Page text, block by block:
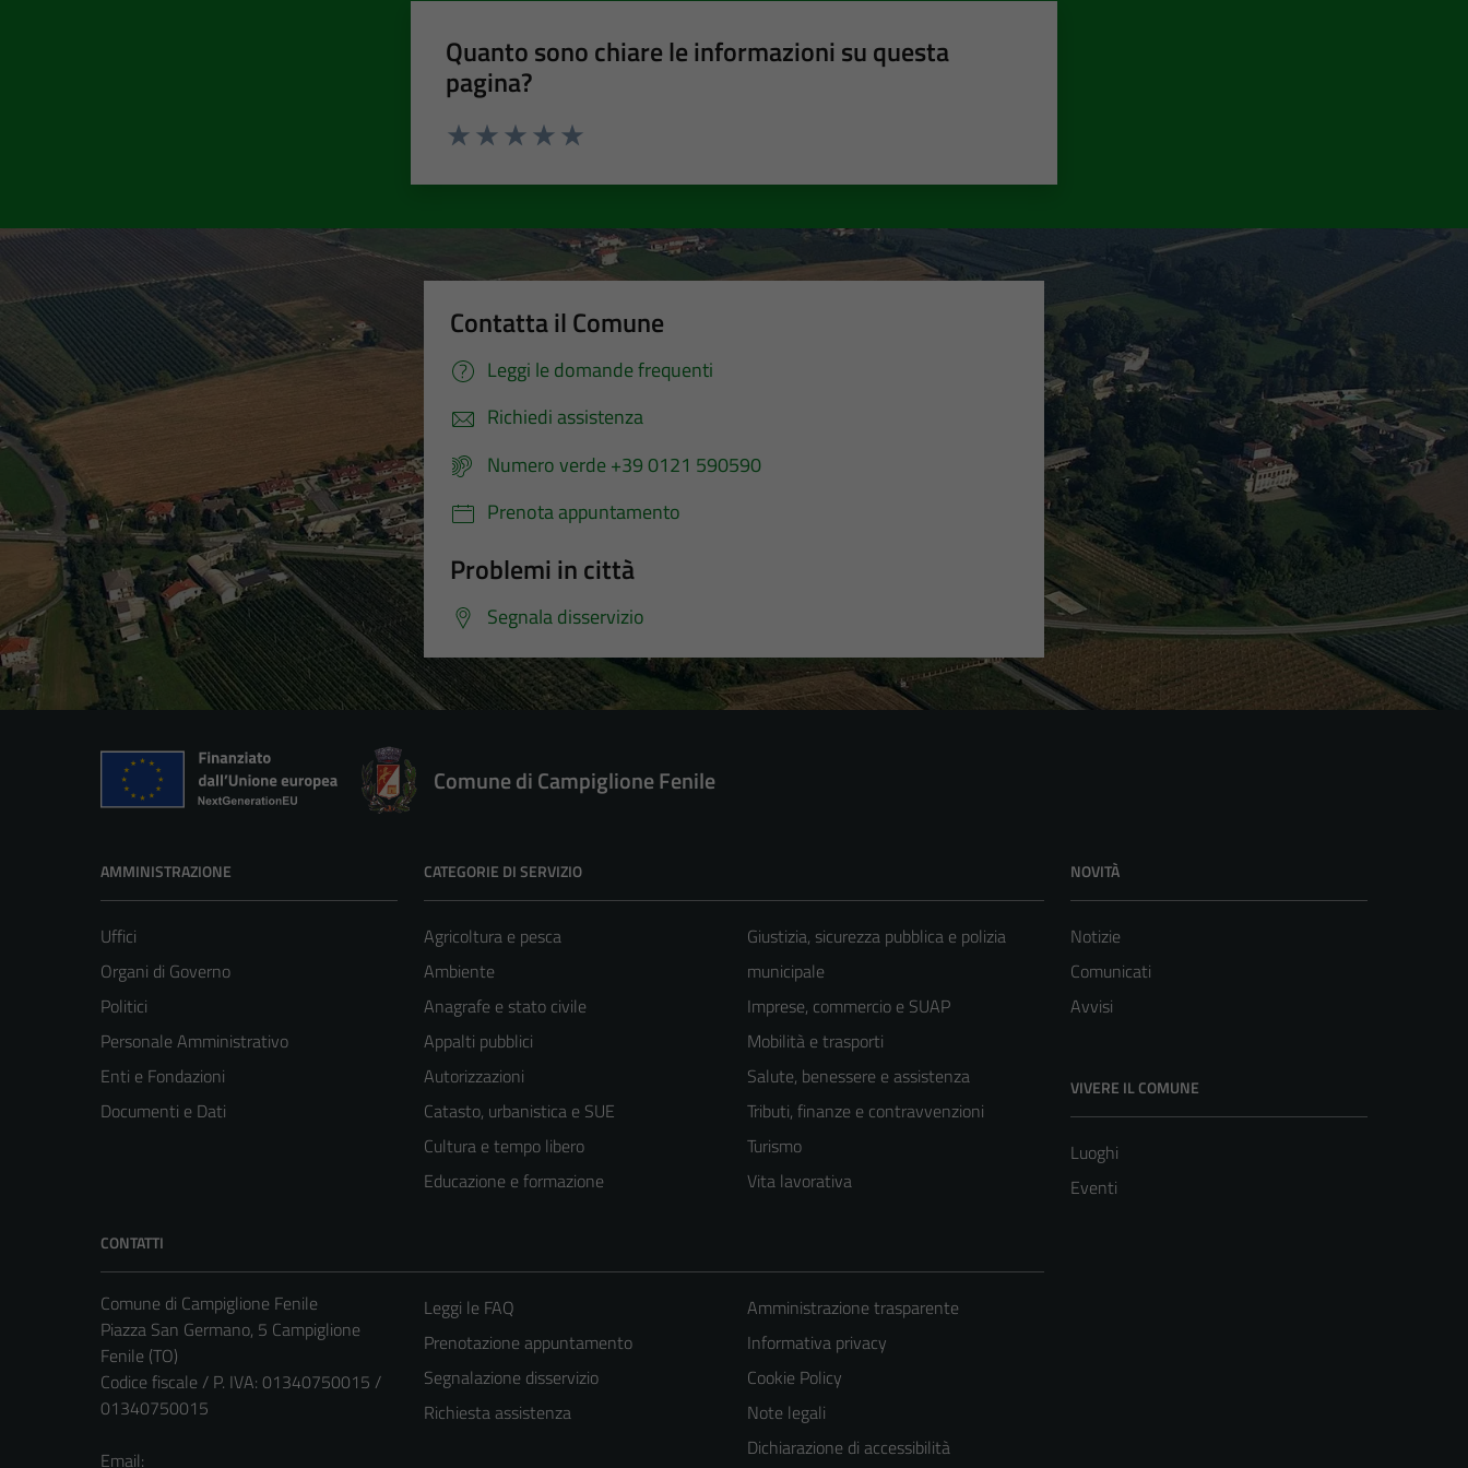
Quanto sono chiare le informazioni su questa
pagina?
Contatta il Comune
Leggi le domande frequenti
Richiedi assistenza
Numero verde +39 0121 590590
Prenota appuntamento
Problemi in città
Segnala disservizio
Comune di Campiglione Fenile
AMMINISTRAZIONE
Uffici
Organi di Governo
Politici
Personale Amministrativo
Enti e Fondazioni
Documenti e Dati
CATEGORIE DI SERVIZIO
Agricoltura e pesca
Ambiente
Anagrafe e stato civile
Appalti pubblici
Autorizzazioni
Catasto, urbanistica e SUE
Cultura e tempo libero
Educazione e formazione
Giustizia, sicurezza pubblica e polizia
municipale
Imprese, commercio e SUAP
Mobilità e trasporti
Salute, benessere e assistenza
Tributi, finanze e contravvenzioni
Turismo
Vita lavorativa
NOVITÀ
Notizie
Comunicati
Avvisi
VIVERE IL COMUNE
Luoghi
Eventi
CONTATTI
Comune di Campiglione Fenile
Piazza San Germano, 5 Campiglione
Fenile (TO)
Codice fiscale / P. IVA: 01340750015 /
01340750015
Email:
Leggi le FAQ
Prenotazione appuntamento
Segnalazione disservizio
Richiesta assistenza
Amministrazione trasparente
Informativa privacy
Cookie Policy
Note legali
Dichiarazione di accessibilità
Tecnici
Questi cookie
sono necessari